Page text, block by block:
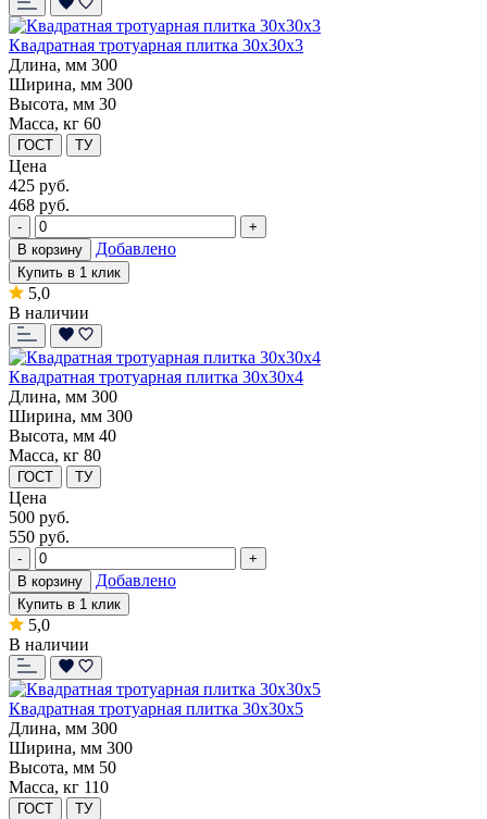
Квадратная тротуарная плитка 30x30x3
Длина, мм 300
Ширина, мм 300
Высота, мм 30
Масса, кг 60
ГОСТ ТУ
Цена
425 руб.
468 руб.
-
+
В корзину
Добавлено
Купить в 1 клик
5,0
В наличии
Квадратная тротуарная плитка 30x30x4
Длина, мм 300
Ширина, мм 300
Высота, мм 40
Масса, кг 80
ГОСТ ТУ
Цена
500 руб.
550 руб.
-
+
В корзину
Добавлено
Купить в 1 клик
5,0
В наличии
Квадратная тротуарная плитка 30x30x5
Длина, мм 300
Ширина, мм 300
Высота, мм 50
Масса, кг 110
ГОСТ ТУ